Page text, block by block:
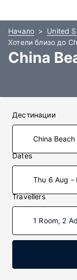
Начало
United
Хотели близо до
China
Дестинации
Dates
Thu 6 Aug -
Travellers
1 Room, 2